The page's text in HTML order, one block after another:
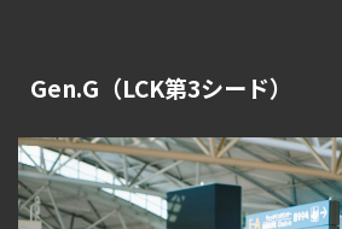
Gen.G（LCK第3シード）